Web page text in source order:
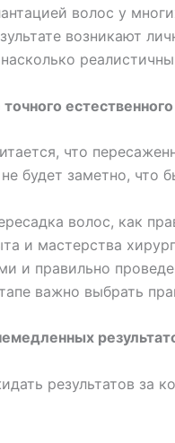
волос у
возникают
что
будет заметно, что
волос, как
и мастерства
и правильно
важно выбрать
результатов за